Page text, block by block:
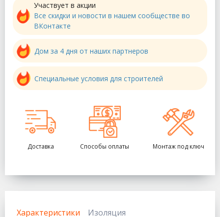
Участвует в акции
Все скидки и новости в нашем сообществе во
ВКонтакте
Дом за 4 дня от наших партнеров
Специальные условия для строителей
Доставка Способы оплаты Монтаж под ключ
Характеристики Изоляция